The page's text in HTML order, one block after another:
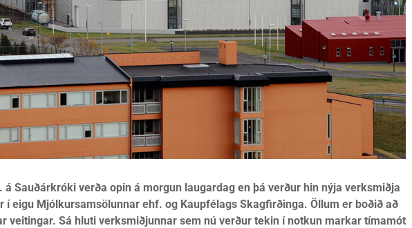
Sauðárkróki verða opin á morgun laugardag en þá verður hin nýja verksmiðja
í eigu Mjólkursamsölunnar ehf. og Kaupfélags Skagfirðinga. Öllum er boðið að
veitingar. Sá hluti verksmiðjunnar sem nú verður tekin í notkun markar tímamót